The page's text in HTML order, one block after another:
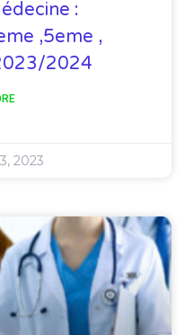
:
,5eme ,
2024
2023